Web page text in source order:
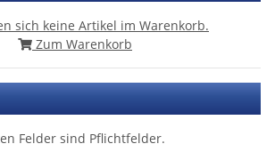
sich keine Artikel im Warenkorb.
Zum Warenkorb
Felder sind Pflichtfelder.